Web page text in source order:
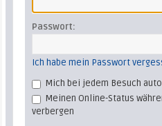
Passwort:
Ich habe mein Passwort
Mich bei jedem Besuch
Meinen Online-Status
verbergen